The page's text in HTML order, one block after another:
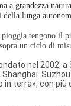
a grandezza
lunga
tengono il
un ciclo di
nel 2002, a
terra», con più